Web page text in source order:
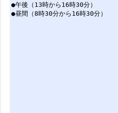
●午後（13時から
●昼間（8時30分から